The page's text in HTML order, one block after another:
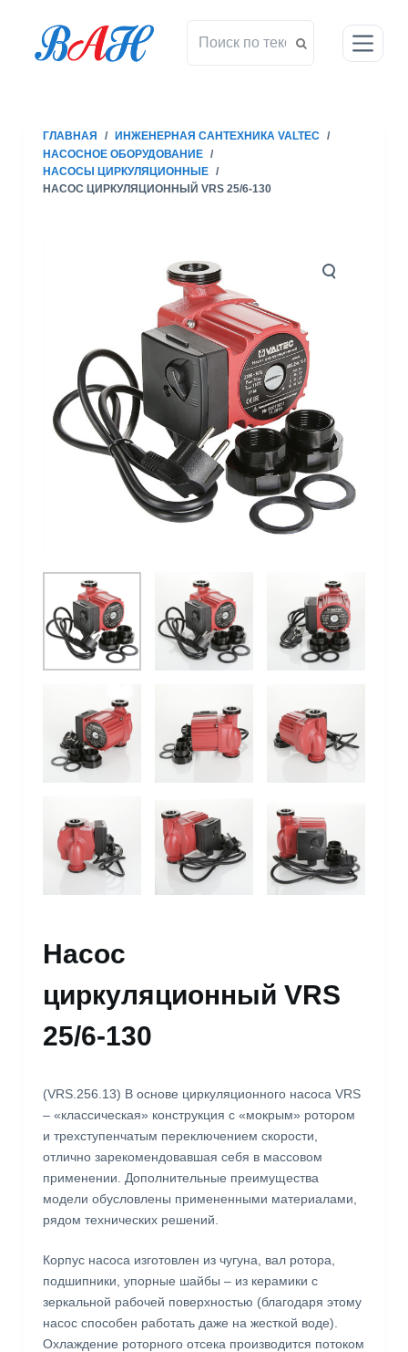
ГЛАВНАЯ / ИНЖЕНЕРНАЯ САНТЕХНИКА VALTEC /
НАСОСНОЕ ОБОРУДОВАНИЕ /
НАСОСЫ ЦИРКУЛЯЦИОННЫЕ /
НАСОС ЦИРКУЛЯЦИОННЫЙ VRS 25/6-130
Насос
циркуляционный VRS
25/6-130
(VRS.256.13) В основе циркуляционного насоса VRS
– «классическая» конструкция с «мокрым» ротором
и трехступенчатым переключением скорости,
отлично зарекомендовавшая себя в массовом
применении. Дополнительные преимущества
модели обусловлены примененными материалами,
рядом технических решений.
Корпус насоса изготовлен из чугуна, вал ротора,
подшипники, упорные шайбы – из керамики с
зеркальной рабочей поверхностью (благодаря этому
насос способен работать даже на жесткой воде).
Охлаждение роторного отсека производится потоком